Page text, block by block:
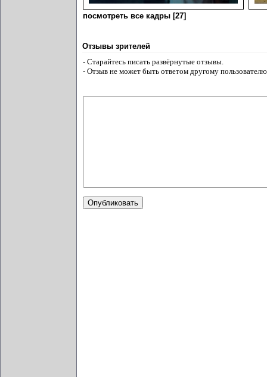
посмотреть все кадры [27]
Отзывы зрителей
- Старайтесь писать развёрнутые отзывы.
- Отзыв не может быть ответом другому